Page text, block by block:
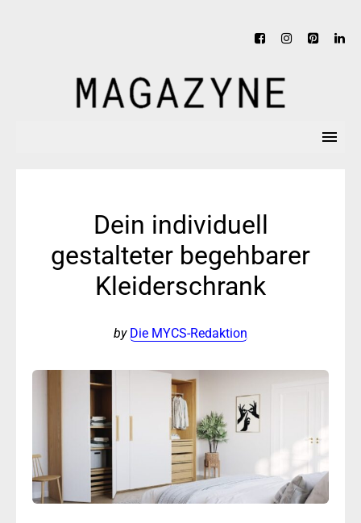
Dein individuell
gestalteter begehbarer
Kleiderschrank
by Die MYCS-Redaktion